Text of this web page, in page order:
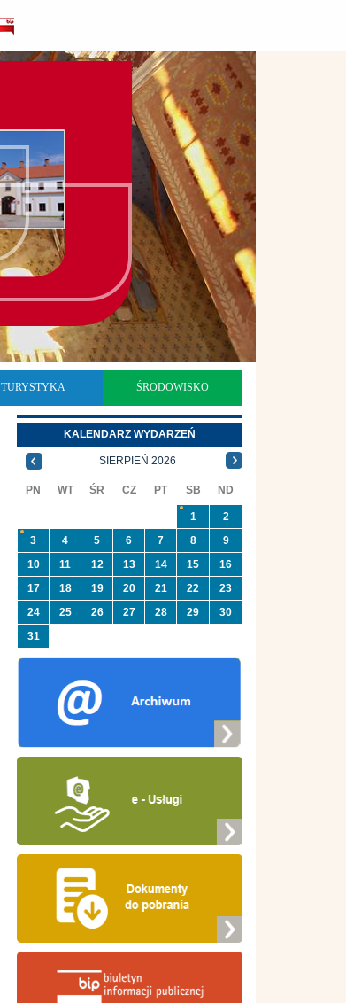
TURYSTYKA ŚRODOWISKO
KALENDARZ WYDARZEŃ
SIERPIEŃ 2026
PN WT ŚR CZ PT SB ND
1
2
3
4 5 6 7 8
9
10
11 12 13 14 15
16
17
18 19 20 21 22
23
24
25 26 27 28 29
30
31